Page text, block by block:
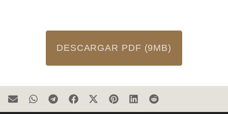
DESCARGAR PDF (9MB)